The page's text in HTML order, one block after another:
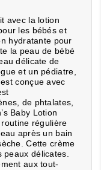
avec la lotion
les bébés et
hydratante pour
la peau de bébé
délicate de
et un pédiatre,
conçue avec
de phtalates,
Baby Lotion
régulière
après un bain
Cette crème
peaux délicates.
aux tout-